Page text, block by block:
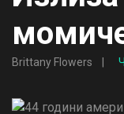
Brittany Flowers